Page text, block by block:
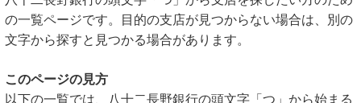
の一覧ページです。目的の支店が見つからない場合は、別の
文字から探すと見つかる場合があります。
このページの見方
以下の一覧では、八十二長野銀行の頭文字「つ」から始まる